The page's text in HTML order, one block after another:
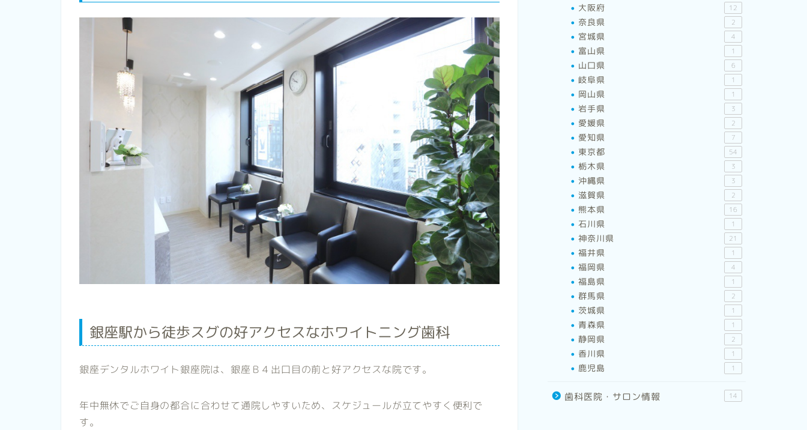
銀座駅から徒歩スグの好アクセスなホワイトニング歯科
銀座デンタルホワイト銀座院は、銀座Ｂ４出口目の前と好アクセスな院です。
年中無休でご自身の都合に合わせて通院しやすいため、スケジュールが立てやすく便利で
す。
大阪府 12
奈良県 2
宮城県 4
富山県 1
山口県 6
岐阜県 1
岡山県 1
岩手県 3
愛媛県 2
愛知県 7
東京都 54
栃木県 3
沖縄県 3
滋賀県 2
熊本県 16
石川県 1
神奈川県 21
福井県 1
福岡県 4
福島県 1
群馬県 2
茨城県 1
青森県 1
静岡県 2
香川県 1
鹿児島 1
歯科医院・サロン情報 14